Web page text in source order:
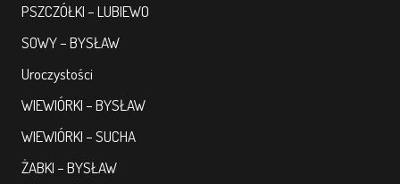
PSZCZÓŁKI – LUBIEWO
SOWY – BYSŁAW
Uroczystości
WIEWIÓRKI – BYSŁAW
WIEWIÓRKI – SUCHA
ŻABKI – BYSŁAW